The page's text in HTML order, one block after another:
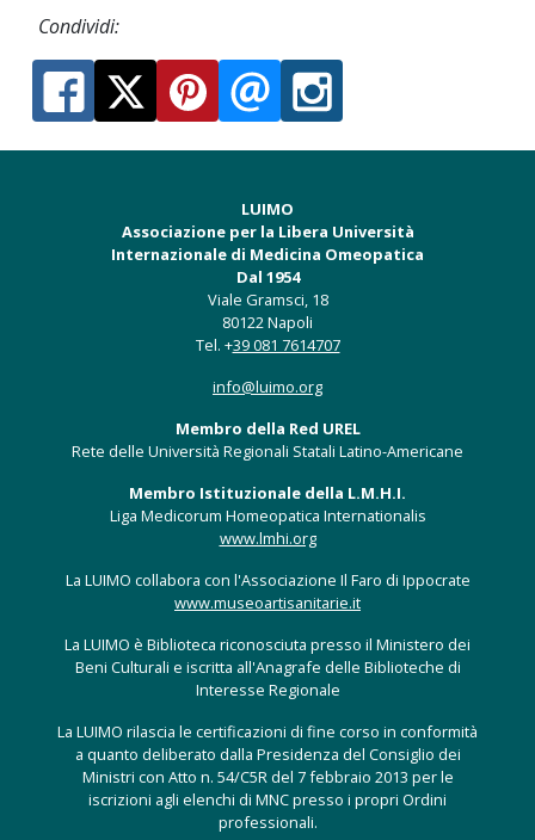
Condividi:
LUIMO
Associazione per la Libera Università
Internazionale di Medicina Omeopatica
Dal 1954
Viale Gramsci, 18
80122 Napoli
Tel. +39 081 7614707
info@luimo.org
Membro della Red UREL
Rete delle Università Regionali Statali Latino-Americane
Membro Istituzionale della L.M.H.I.
Liga Medicorum Homeopatica Internationalis
www.lmhi.org
La LUIMO collabora con l'Associazione Il Faro di Ippocrate
www.museoartisanitarie.it
La LUIMO è Biblioteca riconosciuta presso il Ministero dei
Beni Culturali e iscritta all'Anagrafe delle Biblioteche di
Interesse Regionale
La LUIMO rilascia le certificazioni di fine corso in conformità
a quanto deliberato dalla Presidenza del Consiglio dei
Ministri con Atto n. 54/C5R del 7 febbraio 2013 per le
iscrizioni agli elenchi di MNC presso i propri Ordini
professionali.